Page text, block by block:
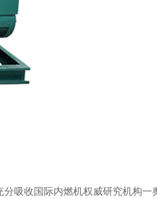
吸收国际内燃机权威研究机构一